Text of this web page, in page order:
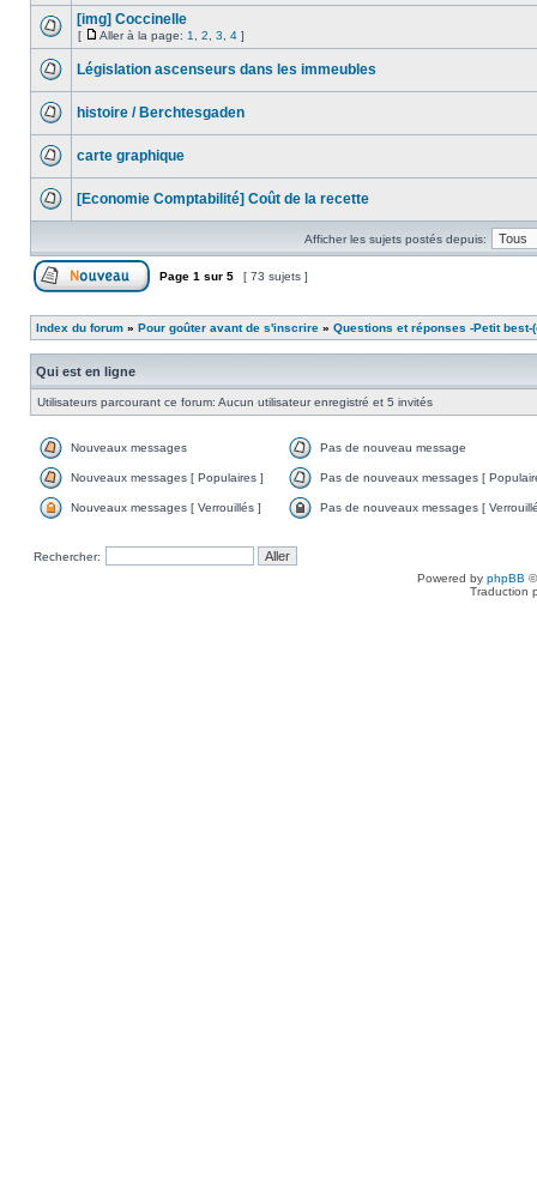
[img] Coccinelle
[ Aller à la page: 1 2 3 4 ]
Législation ascenseurs dans les immeubles
histoire / Berchtesgaden
carte graphique
[Economie Comptabilité] Coût de la recette
Afficher les sujets postés depuis:
Page 1 sur 5 [ 73 sujets ]
Index du forum » Pour goûter avant de s'inscrire » Questions et réponses -Petit best-
Qui est en ligne
Utilisateurs parcourant ce forum: Aucun utilisateur enregistré et 5 invités
Nouveaux messages Pas de nouveau message
Nouveaux messages [ Populaires ] Pas de nouveaux messages [
Nouveaux messages [ Verrouillés ] Pas de nouveaux messages [
Rechercher:
Powered by phpBB
Traduction